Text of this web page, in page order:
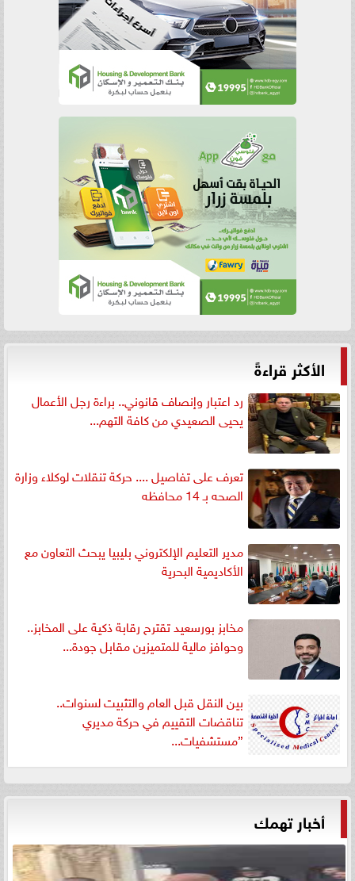
الأكثر قراءةً
رد اعتبار وإنصاف قانوني.. براءة رجل الأعمال
يحيى الصعيدي من كافة التهم...
تعرف على تفاصيل .... حركة تنقلات لوكلاء وزارة
الصحه بـ 14 محافظه
مدير التعليم الإلكتروني بليبيا يبحث التعاون مع
الأكاديمية البحرية
مخابز بورسعيد تقترح رقابة ذكية على المخابز..
وحوافز مالية للمتميزين مقابل جودة...
بين النقل قبل العام والتثبيت لسنوات..
تناقضات التقييم في حركة مديري
”مستشفيات...
أخبار تهمك